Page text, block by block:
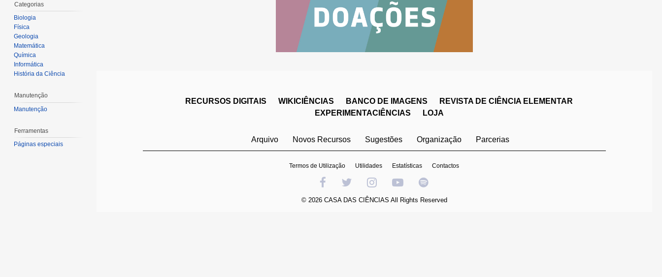
Categorias
Biologia
Física
Geologia
Matemática
Química
Informática
História da Ciência
Manutenção
Manutenção
Ferramentas
Páginas especiais
RECURSOS DIGITAIS WIKICIÊNCIAS BANCO DE IMAGENS
REVISTA DE CIÊNCIA ELEMENTAR
EXPERIMENTACIÊNCIAS
LOJA
Arquivo Novos Recursos Sugestões Organização Parcerias
Termos de Utilização Utilidades Estatísticas Contactos
© 2026 CASA DAS CIÊNCIAS All Rights Reserved